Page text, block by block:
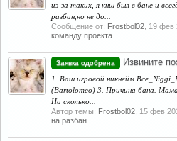
из-за таких, я кнш был в бане и
разбан,но не до...
Сообщение от: Frostbol02 19 фев
команду проекта
Заявка одобрена Извините
1. Ваш игровой
(Bartolomeo) 3. Причина бана.
На сколько...
Автор темы: Frostbol02 15 фев
на разбан